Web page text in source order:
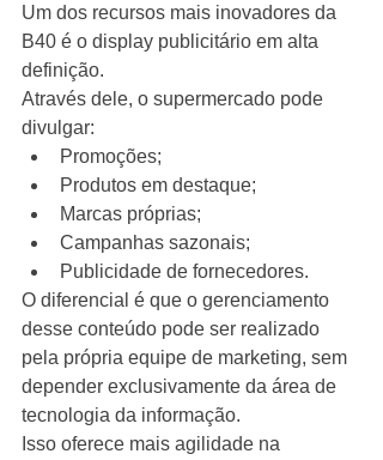
Um dos recursos mais inovadores da
B40 é o display publicitário em alta
definição.
Através dele, o supermercado pode
divulgar:
Promoções;
Produtos em destaque;
Marcas próprias;
Campanhas sazonais;
Publicidade de fornecedores.
O diferencial é que o gerenciamento
desse conteúdo pode ser realizado
pela própria equipe de marketing, sem
depender exclusivamente da área de
tecnologia da informação.
Isso oferece mais agilidade na